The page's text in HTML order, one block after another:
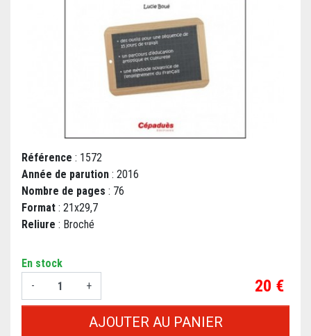
Référence : 1572
Année de parution : 2016
Nombre de pages : 76
Format : 21x29,7
Reliure : Broché
En stock
-
+ Prix
20 €
AJOUTER AU PANIER